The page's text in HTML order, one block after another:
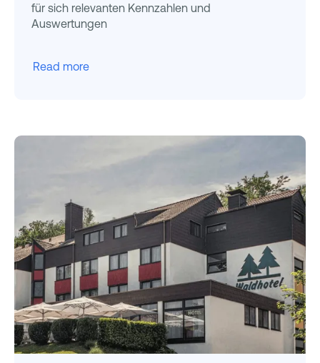
für sich relevanten Kennzahlen und
Auswertungen
Read more